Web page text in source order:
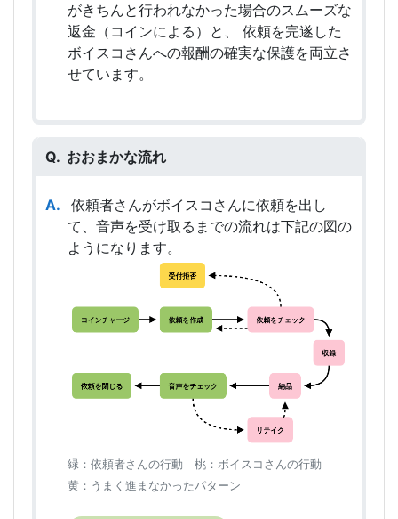
がきちんと行われなかった場合のスムーズな
返金（コインによる）と、 依頼を完遂した
ボイスコさんへの報酬の確実な保護を両立さ
せています。
おおまかな流れ
依頼者さんがボイスコさんに依頼を出し
て、音声を受け取るまでの流れは下記の図の
ようになります。
緑：依頼者さんの行動 桃：ボイスコさんの行動
黄：うまく進まなかったパターン